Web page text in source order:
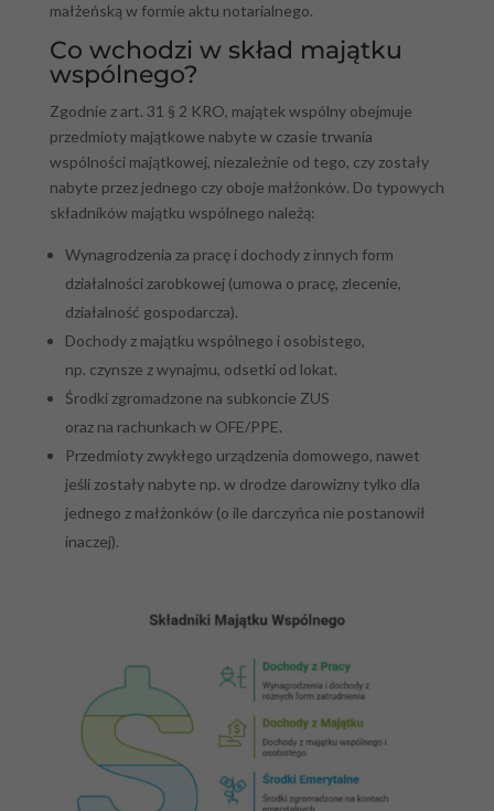
małżeńską w formie aktu notarialnego.
Co wchodzi w skład majątku
wspólnego?
Zgodnie z art. 31 § 2 KRO, majątek wspólny obejmuje
przedmioty majątkowe nabyte w czasie trwania
wspólności majątkowej, niezależnie od tego, czy zostały
nabyte przez jednego czy oboje małżonków. Do typowych
składników majątku wspólnego należą:
Wynagrodzenia za pracę i dochody z innych form
działalności zarobkowej (umowa o pracę, zlecenie,
działalność gospodarcza).
Dochody z majątku wspólnego i osobistego,
np. czynsze z wynajmu, odsetki od lokat.
Środki zgromadzone na subkoncie ZUS
oraz na rachunkach w OFE/PPE.
Przedmioty zwykłego urządzenia domowego, nawet
jeśli zostały nabyte np. w drodze darowizny tylko dla
jednego z małżonków (o ile darczyńca nie postanowił
inaczej).